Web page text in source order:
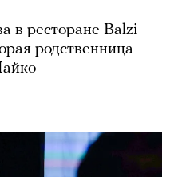
в ресторане Balzi
родственница